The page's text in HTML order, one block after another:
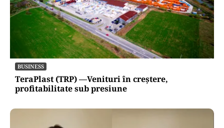
BUSINESS
TeraPlast (TRP) —Venituri în creștere,
profitabilitate sub presiune